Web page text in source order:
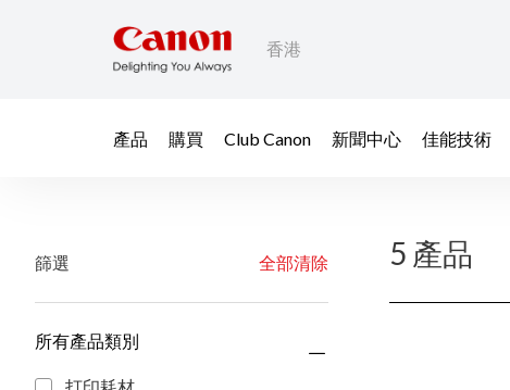
香港
產品 購買 Club Canon 新聞中心 佳能技術
篩選 全部清除
所有產品類別
5 產品